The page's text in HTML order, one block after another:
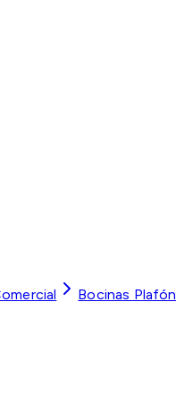
Bocinas Plafón